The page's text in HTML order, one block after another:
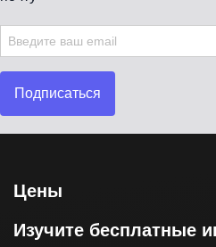
Подписаться
Цены
Изучите бесплатные